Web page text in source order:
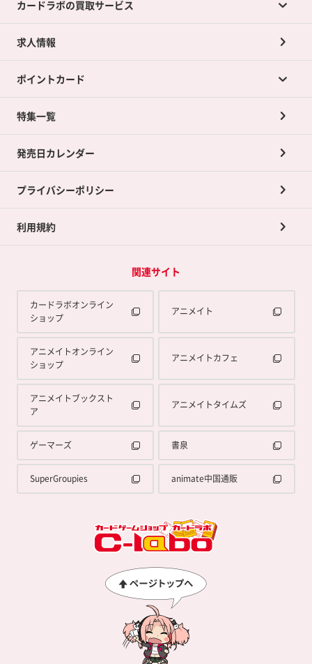
カードラボの買取サービス
カードラボの買取サービスTOP
店舗買取について
ネット買取について
買取承諾書について
求人情報
ポイントカード
ポイントカードTOP
ポイント交換景品
特集一覧
発売日カレンダー
プライバシーポリシー
利用規約
関連サイト
カードラボオンライン
ショップ
アニメイト
アニメイトオンライン
ショップ
アニメイトカフェ
アニメイトブックスト
ア
アニメイトタイムズ
ゲーマーズ 書泉
SuperGroupies animate中国通販